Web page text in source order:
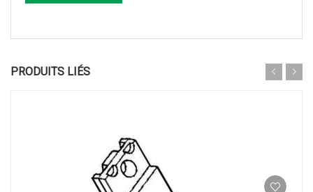
PRODUITS LIÉS